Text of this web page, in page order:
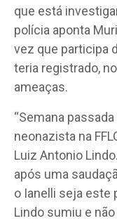
que está
polícia aponta
vez que participa
teria registrado,
ameaças.
“Semana
neonazista na
Luiz Antonio
após uma
o Ianelli seja este
Lindo sumiu e